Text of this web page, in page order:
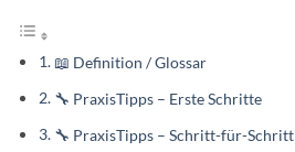
📖 Definition / Glossar
🔧 PraxisTipps – Erste Schritte
🔧 PraxisTipps – Schritt-für-Schritt